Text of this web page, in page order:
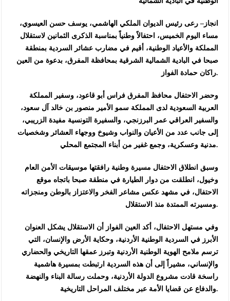
انجاز– رعى رئيس الديوان الملكي الهاشمي، يوسف حسن العيسوي،
مساء اليوم الخميس، احتفالاً وطنياً بمناسبة الذكرى الثمانين لاستقلال
المملكة والأعياد الوطنية، أقيم في مضارب عشائر السردية بمنطقة
صبحا في البادية الشمالية الشرقية بمحافظة المفرق، بدعوة من العين
راكان حمادة الفواز.
وحضر الاحتفال محافظ المفرق فراس أبو قاعود، وسفير المملكة
العربية السعودية لدى المملكة سمو الأمير منصور بن خالد آل سعود،
والسفير العراقي عمر البرزنجي، والسفيرة التونسية مفيدة الزريبي،
إلى جانب عدد من الأعيان والنواب وشيوخ ووجهاء العشائر وشخصيات
مدنية وعسكرية، وجمع غفير من أبناء المجتمع المحلي.
وسبق انطلاق الاحتفال مسيرة وطنية رافقتها موسيقات الأمن العام
وخيول، انطلقت من دوار الطيارة في منطقة صبحا باتجاه موقع
الاحتفال، في مشهد عكس مشاعر الفخر والاعتزاز بالوطن ومنجزاته
ومسيرته الممتدة منذ الاستقلال.
وفي مستهل الاحتفال، أكد العين الفواز أن الاستقلال يشكل العنوان
الأبرز في السردية الوطنية الأردنية، وحكاية الأرض والإنسان، التي
ترسم ملامح الهوية الوطنية الأردنية وتبرز عمقها التاريخي والحضاري
والإنساني، مشيراً إلى أن هذه السردية ارتبطت بمسيرة هاشمية
راسخة قادت مشروع الدولة الأردنية، وحملت رسالة البناء والنهضة
والدفاع عن قضايا الأمة عبر مختلف المراحل التاريخية.